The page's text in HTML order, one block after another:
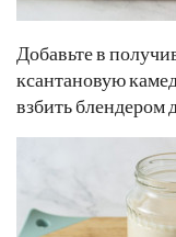
Добавьте в
ксантановую
взбить блендером